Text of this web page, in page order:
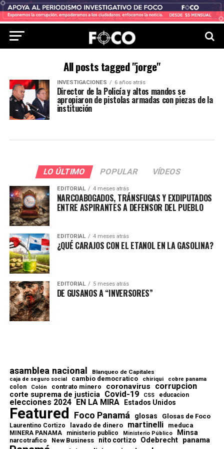
All posts tagged "jorge"
INVESTIGACIONES 6 años atrás
Director de la Policía y altos mandos se
apropiaron de pistolas armadas con piezas de la
institución
LO ÚLTIMO POPULAR VÍDEOS
EDITORIAL 4 meses atrás
NARCOABOGADOS, TRÁNSFUGAS Y EXDIPUTADOS
ENTRE ASPIRANTES A DEFENSOR DEL PUEBLO
EDITORIAL 4 meses atrás
¿QUÉ CARAJOS CON EL ETANOL EN LA GASOLINA?
EDITORIAL 5 meses atrás
DE GUSANOS A “INVERSORES”
asamblea nacional Blanqueo de Capitales
caja de seguro social cambio democratico chiriqui cobre panama
colon Colón contrato minero coronavirus corrupcion
corte suprema de justicia Covid-19 CSS educacion
elecciones 2024 EN LA MIRA Estados Unidos
Featured Foco Panamá glosas Glosas de Foco
Laurentino Cortizo lavado de dinero martinelli meduca
MINERA PANAMA ministerio publico Ministerio Público Minsa
narcotrafico New Business nito cortizo Odebrecht panama